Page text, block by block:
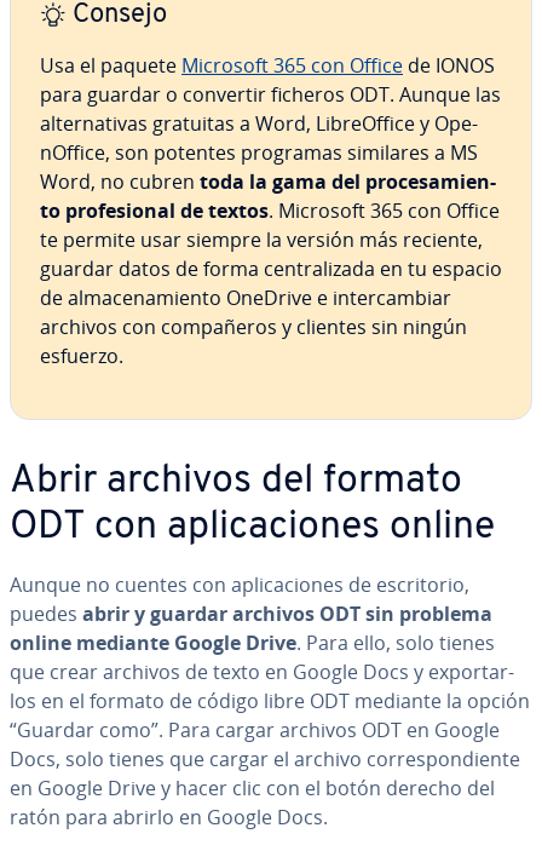
Consejo
Usa el paquete Microsoft 365 con Office de IONOS
para guardar o convertir ficheros ODT. Aunque las
al­te­r­na­ti­vas gratuitas a Word, Li­breO­f­fi­ce y Ope­
nO­f­fi­ce, son potentes programas similares a MS
Word, no cubren toda la gama del pro­ce­sa­mie­n­
to pro­fe­sio­nal de textos. Microsoft 365 con Office
te permite usar siempre la versión más reciente,
guardar datos de forma ce­n­tra­li­za­da en tu espacio
de al­ma­ce­na­mie­n­to OneDrive e in­te­r­ca­m­biar
archivos con co­m­pa­ñe­ros y clientes sin ningún
esfuerzo.
Abrir archivos del formato
ODT con apli­ca­cio­nes online
Aunque no cuentes con apli­ca­cio­nes de es­cri­to­rio,
puedes abrir y guardar archivos ODT sin problema
online mediante Google Drive. Para ello, solo tienes
que crear archivos de texto en Google Docs y ex­po­r­tar­
los en el formato de código libre ODT mediante la opción
“Guardar como”. Para cargar archivos ODT en Google
Docs, solo tienes que cargar el archivo co­rre­s­po­n­die­n­te
en Google Drive y hacer clic con el botón derecho del
ratón para abrirlo en Google Docs.